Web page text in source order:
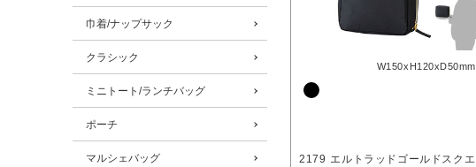
巾着/ナップサック
クラシック
ミニトート/ランチバッグ
ポーチ
マルシェバッグ
W150xH120xD50mm
2179 エルトラッドゴールドスクエ